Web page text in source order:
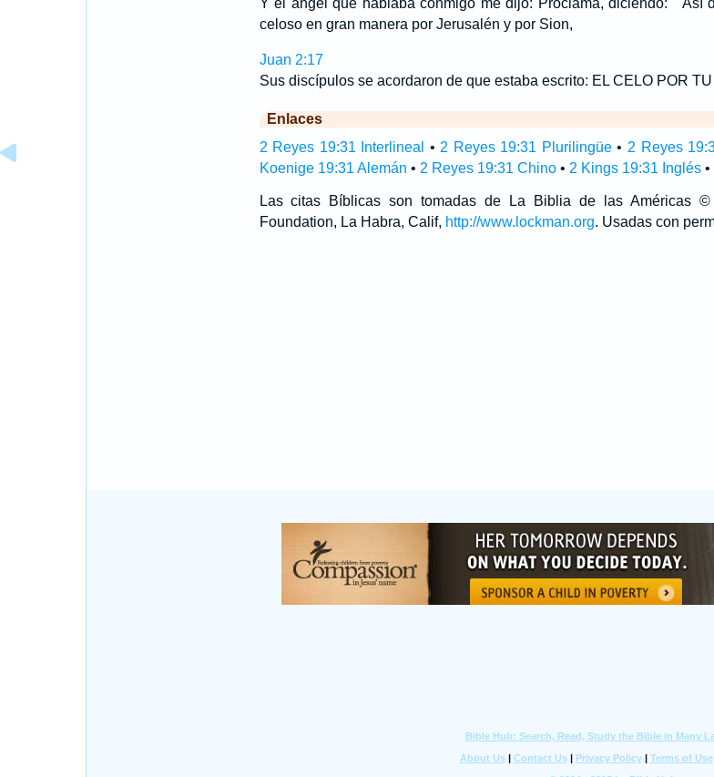
Y el ángel que hablaba conmigo me dijo: Proclama, diciendo: ``Así
celoso en gran manera por Jerusalén y por Sion,
Juan 2:17
Sus discípulos se acordaron de que estaba escrito: EL CELO POR
Enlaces
2 Reyes 19:31 Interlineal
• 2 Reyes 19:31 Plurilingüe• 2 Reyes
Koenige 19:31 Alemán • 2 Reyes 19:31 Chino• 2 Kings 19:31 Inglés•
Las citas Bíblicas son tomadas de La Biblia de las Américas
Foundation, La Habra, Calif, http://www.lockman.org. Usadas con